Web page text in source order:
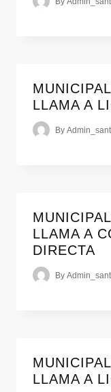
LLAMA A
By
LLAMA A
DIRECTA
By
LLAMA A